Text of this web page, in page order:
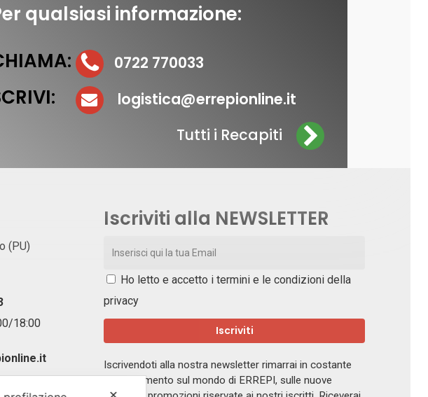
qualsiasi informazione:
0722 770033
logistica@errepionline.it
Tutti i Recapiti
(PU)
18:00
Iscriviti alla NEWSLETTER
Ho letto e accetto itermini e le condizioni della
privacy
Iscrivendoti alla nostra newsletter rimarrai in costante
aggiornamento sul mondo di ERREPI, sulle nuove